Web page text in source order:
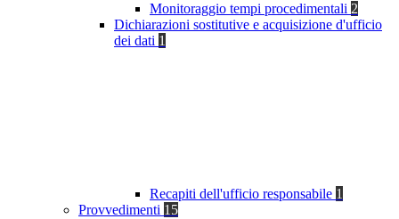
Monitoraggio tempi procedimentali 2
Dichiarazioni sostitutive e acquisizione d'ufficio
dei dati 1
Recapiti dell'ufficio responsabile 1
Provvedimenti 15